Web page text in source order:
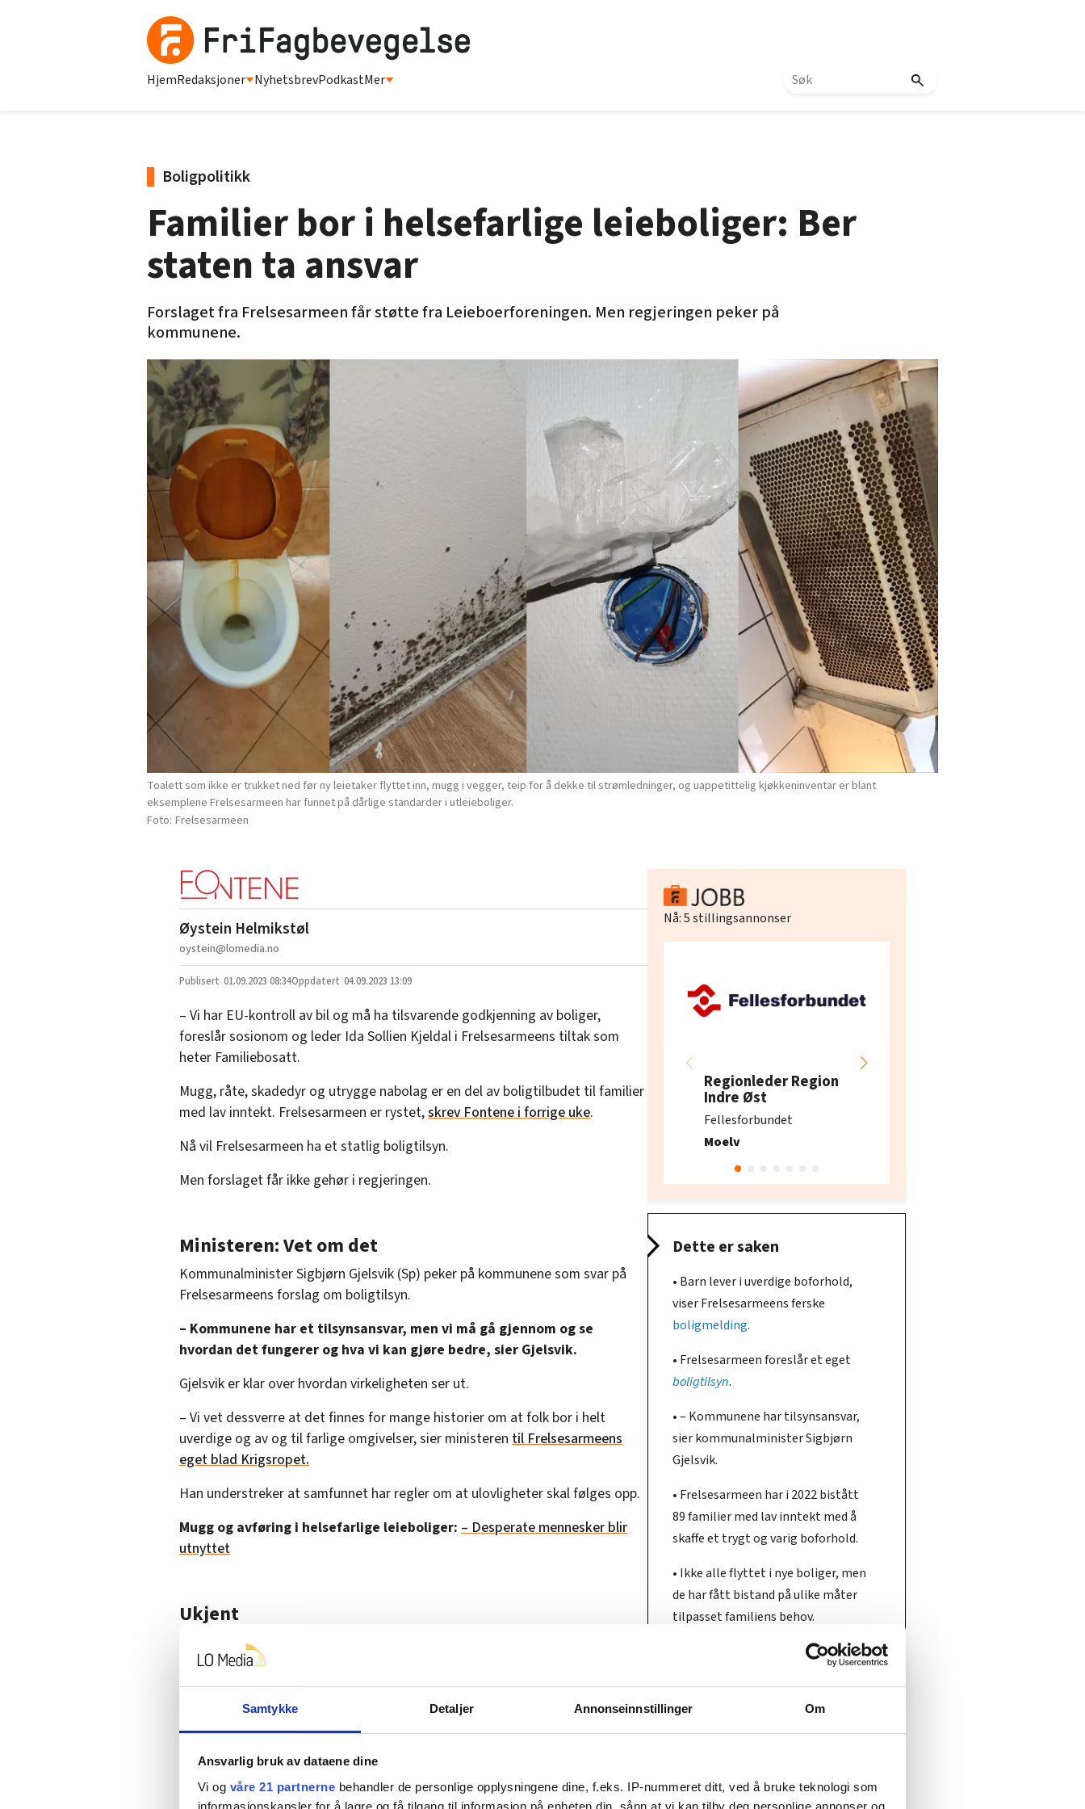
Samtykke Detaljer Annonseinnstillinger Om
Ansvarlig bruk av dataene dine
Vi og våre 21 partnerne behandler de personlige opplysningene dine, f.eks. IP-nummeret ditt, ved å bruke teknologi som
informasjonskapsler for å lagre og få tilgang til informasjon på enheten din, sånn at vi kan tilby deg personlige annonser og
HjemRedaksjoner NyhetsbrevPodkastMer
Boligpolitikk
Familier bor i helsefarlige leieboliger: Ber
staten ta ansvar
Forslaget fra Frelsesarmeen får støtte fra Leieboerforeningen. Men regjeringen peker på
kommunene.
Toalett som ikke er trukket ned før ny leietaker flyttet inn, mugg i vegger, teip for å dekke til strømledninger, og uappetittelig kjøkkeninventar er blant
eksemplene Frelsesarmeen har funnet på dårlige standarder i utleieboliger.
Frelsesarmeen
Øystein Helmikstøl
oystein@lomedia.no
01.09.2023 08:34 04.09.2023 13:09
– Vi har EU-kontroll av bil og må ha tilsvarende godkjenning av boliger,
foreslår sosionom og leder Ida Sollien Kjeldal i Frelsesarmeens tiltak som
heter Familiebosatt.
Mugg, råte, skadedyr og utrygge nabolag er en del av boligtilbudet til familier
med lav inntekt. Frelsesarmeen er rystet,skrev Fontene i forrige uke.
Nå vil Frelsesarmeen ha et statlig boligtilsyn.
Men forslaget får ikke gehør i regjeringen.
Ministeren: Vet om det
Kommunalminister Sigbjørn Gjelsvik (Sp) peker på kommunene som svar på
Frelsesarmeens forslag om boligtilsyn.
– Kommunene har et tilsynsansvar, men vi må gå gjennom og se
hvordan det fungerer og hva vi kan gjøre bedre, sier Gjelsvik.
Gjelsvik er klar over hvordan virkeligheten ser ut.
– Vi vet dessverre at det finnes for mange historier om at folk bor i helt
uverdige og av og til farlige omgivelser, sier ministeren til Frelsesarmeens
eget blad Krigsropet.
Han understreker at samfunnet har regler om at ulovligheter skal følges opp.
Mugg og avføring i helsefarlige leieboliger: – Desperate mennesker blir
utnyttet
Ukjent
Ida Sollien Kjeldal i Frelsesarmeens tiltak Familiebosatt kjenner ikke til at
kommunene utfører tilsyn på boliger.
tiden og familien våknet opp til iskald leilighet på iskalde dager i januar.
– Knust rute var det også, som utleier lovet å bytte ut. Det ble ikke
gjort. Hvem kunne vi melde fra til? Og hvem sørger for at denne boligen
ikke blir leid ut på nytt?
Nå:5stillingsannonser
Regionleder Region
Indre Øst
Fellesforbundet
Moelv
Dette er saken
• Barn lever i uverdige boforhold,
viser Frelsesarmeens ferske
boligmelding.
• Frelsesarmeen foreslår et eget
boligtilsyn.
• – Kommunene har tilsynsansvar,
sier kommunalminister Sigbjørn
Gjelsvik.
• Frelsesarmeen har i 2022 bistått
89 familier med lav inntekt med å
skaffe et trygt og varig boforhold.
• Ikke alle flyttet i nye boliger, men
de har fått bistand på ulike måter
tilpasset familiens behov.
• Mange har bakgrunn fra et annet